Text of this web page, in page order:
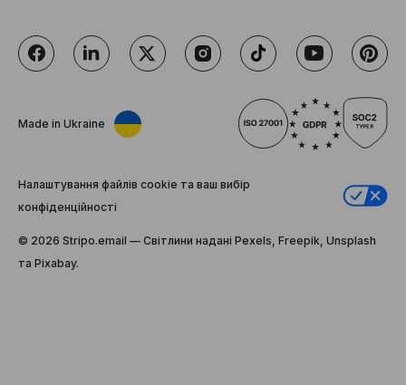
Made in Ukraine
Налаштування файлів cookie та ваш вибір
конфіденційності
© 2026 Stripо.email — Світлини надані Pexels, Freepik, Unsplash
та Pixabay.